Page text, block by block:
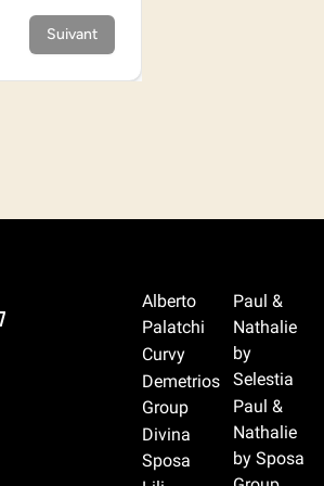
Alberto
Palatchi
Curvy
Demetrios
Group
Divina
Sposa
Paul &
Nathalie
by
Selestia
Paul &
Nathalie
by Sposa